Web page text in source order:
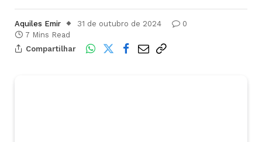
Aquiles Emir 31 de outubro de 2024
0
7 Mins Read
Compartilhar